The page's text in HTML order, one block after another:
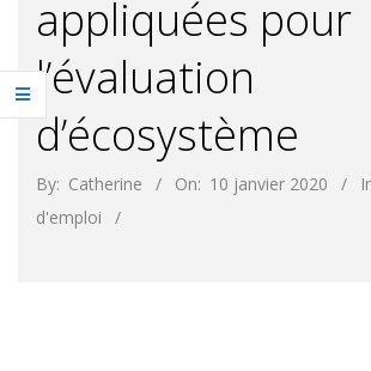
appliquées pour
l’évaluation
d’écosystème
By: Catherine On: 10 janvier 2020
d'emploi